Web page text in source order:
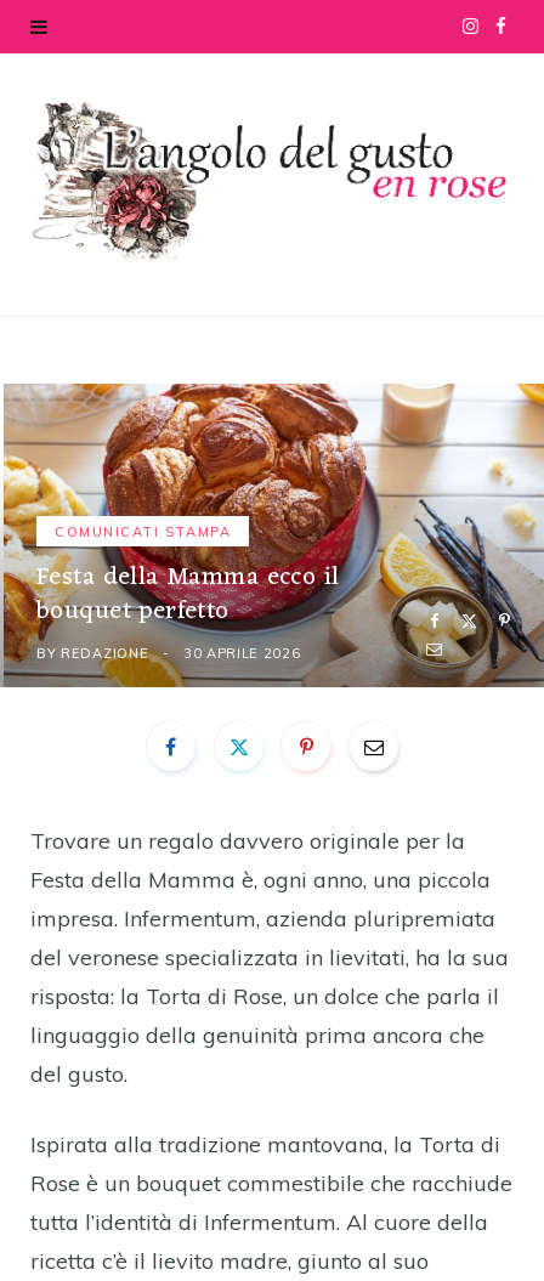
I
t
a
m
e
k
COMUNICATI STAMPA
Festa della Mamma ecco il
bouquet perfetto
BY REDAZIONE 30 APRILE 2026
Trovare un regalo davvero originale per la
Festa della Mamma è, ogni anno, una piccola
impresa. Infermentum, azienda pluripremiata
del veronese specializzata in lievitati, ha la sua
risposta: la Torta di Rose, un dolce che parla il
linguaggio della genuinità prima ancora che
del gusto.
Ispirata alla tradizione mantovana, la Torta di
Rose è un bouquet commestibile che racchiude
tutta l’identità di Infermentum. Al cuore della
ricetta c’è il lievito madre, giunto al suo